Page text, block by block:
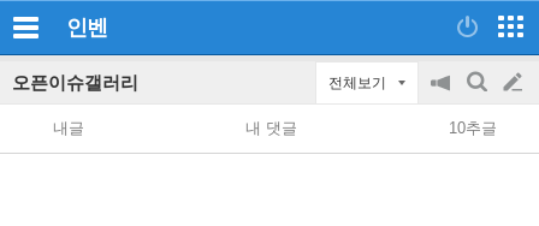
인벤
오픈이슈갤러리 전체보기
공
지
on/off
검
색
글
쓰
내글 내 댓글 10추글